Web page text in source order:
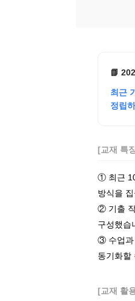
📗
최근
정립
[교재 특
① 최근
방식을
② 기출 작
구성했습
③ 수업과
동기화할
[교재 활